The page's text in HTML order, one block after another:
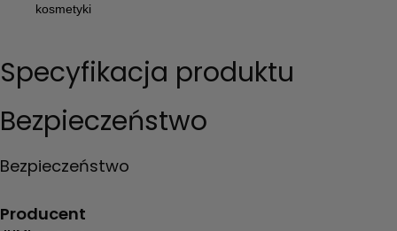
kosmetyki
Specyfikacja produktu
Bezpieczeństwo
Bezpieczeństwo
Producent